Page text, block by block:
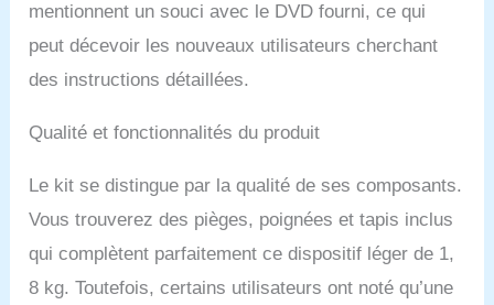
mentionnent un souci avec le DVD fourni, ce qui
peut décevoir les nouveaux utilisateurs cherchant
des instructions détaillées.
Qualité et fonctionnalités du produit
Le kit se distingue par la qualité de ses composants.
Vous trouverez des pièges, poignées et tapis inclus
qui complètent parfaitement ce dispositif léger de 1,
8 kg. Toutefois, certains utilisateurs ont noté qu’une